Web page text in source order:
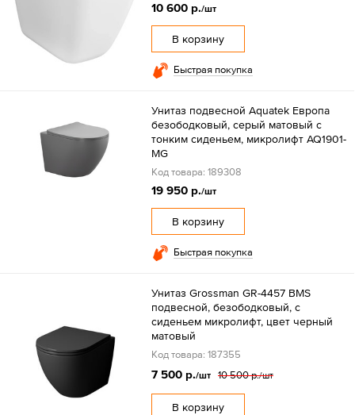
10 600 р./шт
В корзину
Быстрая покупка
Унитаз подвесной Aquatek Европа
безободковый, серый матовый с
тонким сиденьем, микролифт AQ1901-
MG
Код товара: 189308
19 950 р./шт
В корзину
Быстрая покупка
Унитаз Grossman GR-4457 BMS
подвесной, безободковый, с
сиденьем микролифт, цвет черный
матовый
Код товара: 187355
7 500 р./шт 10 500 р./шт
В корзину